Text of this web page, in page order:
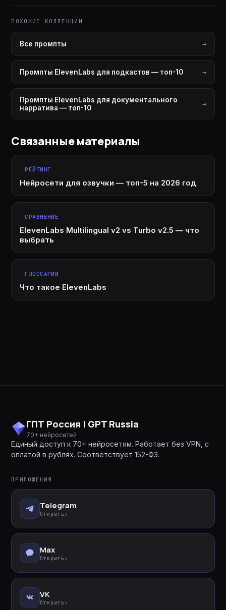
ПОХОЖИЕ КОЛЛЕКЦИИ
Все промпты
Промпты ElevenLabs для подкастов — топ-10
Промпты ElevenLabs для документального
нарратива — топ-10
Связанные материалы
РЕЙТИНГ
Нейросети для озвучки — топ-5 на 2026 год
СРАВНЕНИЕ
ElevenLabs Multilingual v2 vs Turbo v2.5 — что
выбрать
ГЛОССАРИЙ
Что такое ElevenLabs
ГПТ Россия | GPT Russia
70+ нейросетей
Единый доступ к 70+ нейросетям. Работает без VPN, с
оплатой в рублях. Соответствует 152-ФЗ.
ПРИЛОЖЕНИЯ
Telegram
Открыть ›
Max
Открыть ›
VK
Открыть ›